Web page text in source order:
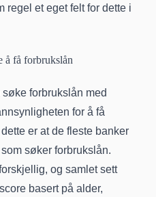
regel et eget felt for dette i
å få forbrukslån
forbrukslån med
for å få
er at de fleste banker
søker forbrukslån.
og samlet sett
basert på alder,